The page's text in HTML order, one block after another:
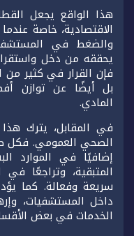
هذا الواقع يجعل
الاقتصادية، خاصة
والضغط في
يحققه من دخل
فإن القرار في كثير من
بل أيضًا عن توازن
المادي.
في المقابل، يترك
الصحي العمومي. فكل
إضافيًا في الموارد
المتبقية، وتراجعًا
سريعة وفعالة. كما
داخل المستشفيات،
الخدمات في بعض